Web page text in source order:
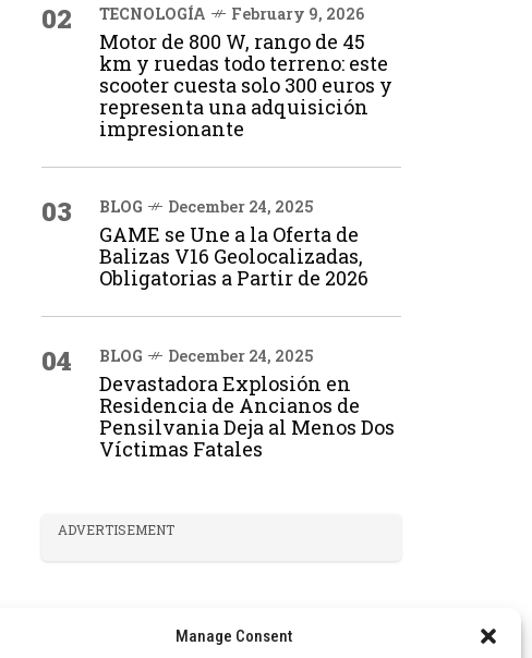
Manage Consent
02 TECNOLOGÍA February 9, 2026
Motor de 800 W, rango de 45
km y ruedas todo terreno: este
scooter cuesta solo 300 euros y
representa una adquisición
impresionante
03 BLOG December 24, 2025
GAME se Une a la Oferta de
Balizas V16 Geolocalizadas,
Obligatorias a Partir de 2026
04 BLOG December 24, 2025
Devastadora Explosión en
Residencia de Ancianos de
Pensilvania Deja al Menos Dos
Víctimas Fatales
ADVERTISEMENT